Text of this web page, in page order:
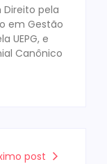
pela
em Gestão
UEPG, e
Canônico
post